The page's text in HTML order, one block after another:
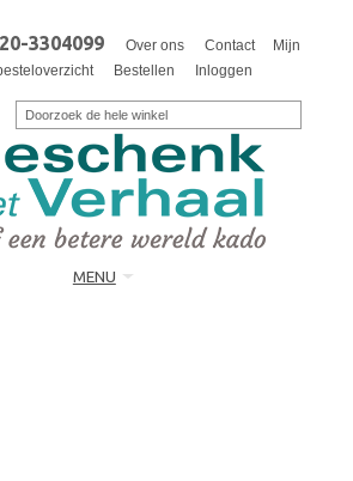
3304099 Over ons Contact
Mijn
Bestellen Inloggen
MENU